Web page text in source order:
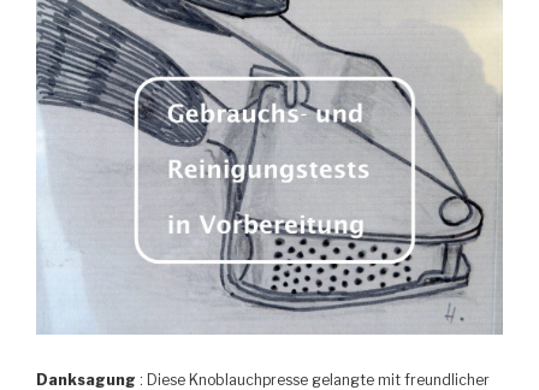
Danksagung : Diese Knoblauchpresse gelangte mit freundlicher